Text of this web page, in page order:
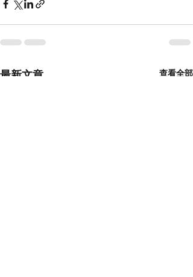
最新文章 查看全部